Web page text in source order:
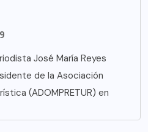
José María Reyes
de la Asociación
(ADOMPRETUR) en